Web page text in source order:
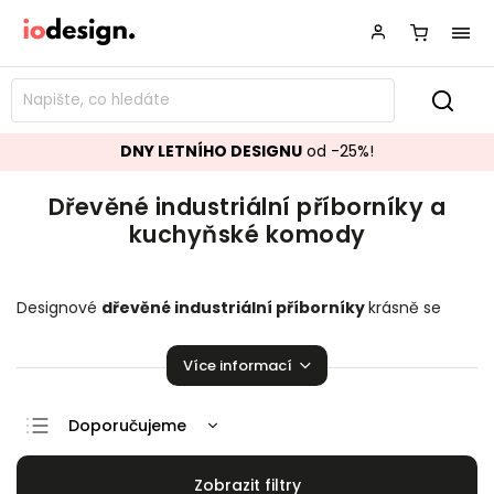
DNY LETNÍHO DESIGNU od -25%!
Dřevěné industriální příborníky a
kuchyňské komody
Designové dřevěné industriální příborníkykrásně se
Kuchyňské komody
které zaručeně pozvednou úroveň
Více informací
Doporučujeme
Nejlevnější